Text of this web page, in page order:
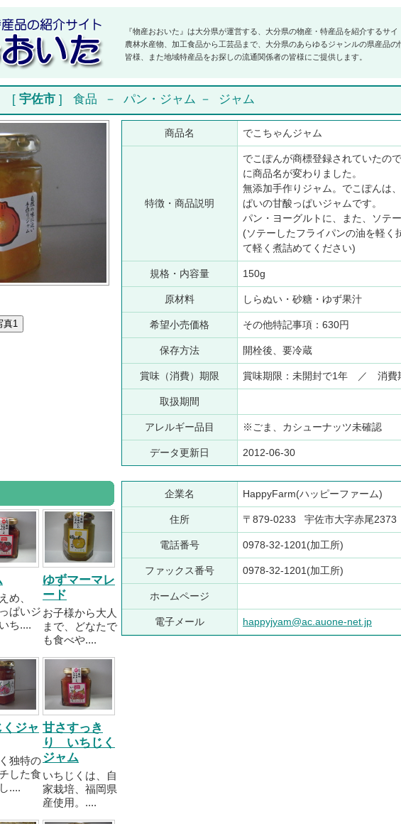
『物産おおいた』は大分県が運営する、大分県の物産・特産品を紹介するサイ
農林水産物、加工食品から工芸品まで、大分県のあらゆるジャンルの県産品
皆様、また地域特産品をお探しの流通関係者の皆様にご提供します。
[ 宇佐市 ] 食品 － パン・ジャム － ジャム
商品名 でこちゃんジャム
特徴・商品説明
でこぽんが商標登録されていたの
に商品名が変わりました。
無添加手作りジャム。でこぽんは
ぱいの甘酸っぱいジャムです。
パン・ヨーグルトに、また、ソテ
(ソテーしたフライパンの油を軽く
て軽く煮詰めてください)
規格・内容量 150g
原材料 しらぬい・砂糖・ゆず果汁
希望小売価格 その他特記事項：630円
保存方法 開栓後、要冷蔵
賞味（消費）期限 賞味期限：未開封で1年 ／ 消費
取扱期間
アレルギー品目 ※ごま、カシューナッツ未確認
データ更新日 2012-06-30
め、
ぱいジ
ち....
ゆずマーマレ
ード
お子様から大人
まで、どなたで
も食べや....
ジャ
独特の
した食
....
甘さすっき
り いちじく
ジャム
いちじくは、自
家栽培、福岡県
産使用。....
企業名 HappyFarm(ハッピーファーム)
住所 〒879-0233 宇佐市大字赤尾2373
電話番号 0978-32-1201(加工所)
ファックス番号 0978-32-1201(加工所)
ホームページ
電子メール happyjyam@ac.auone-net.jp